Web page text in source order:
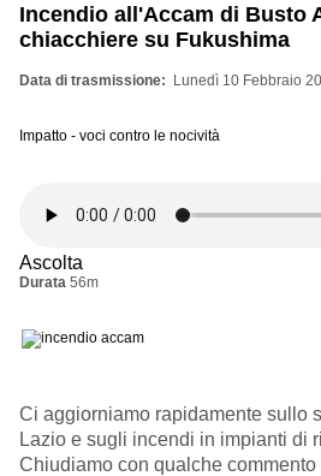
Incendio all'Accam di Busto
chiacchiere su Fukushima
Data di trasmissione Lunedì 10 Febbraio
Impatto - voci contro le nocività
Ascolta
Durata 56m
Ci aggiorniamo rapidamente sullo
Lazio e sugli incendi in impianti di
Chiudiamo con qualche